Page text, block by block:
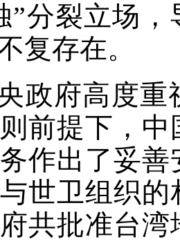
”分裂立场
复存在。
政府高度
前提下，
作出了妥
世卫组织
共批准台